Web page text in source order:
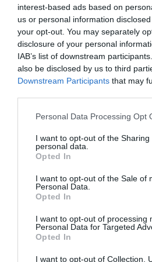
interest-based ads based on
us or personal information
your opt-out. You may separately
disclosure of your personal
IAB’s list of downstream
also be disclosed by us to third
Downstream Participants that may
Personal Data Processing Opt
I want to opt-out of the Sharing
personal data.
Opted In
I want to opt-out of the Sale of
Personal Data.
Opted In
I want to opt-out of processing
Personal Data for Targeted
Opted In
I want to opt-out of Collection,
Eyes” de Engelbert
A continuat apoi cu un
de soția lui, Carla Sacchi, care
spectacolul oferit de soț. În
cu Covid-19, dar vizitatorii nu
clădire din cauza restricțiilor
Fiica lui Bozzini a comentat
„Acesta este tatăl meu …
https://www.facebook.com/
os/2832340390377250/?t=22